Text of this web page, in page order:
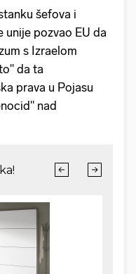
šefova i
unije pozvao EU da
s Izraelom
da ta
prava u Pojasu
nad